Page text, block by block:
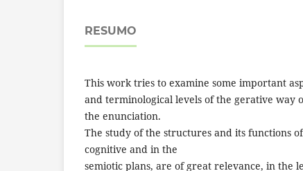
RESUMO
This work tries to examine some important
and terminological levels of the gerative way
the enunciation.
The study of the structures and its functions
cognitive and in the
semiotic plans, are of great relevance, in the